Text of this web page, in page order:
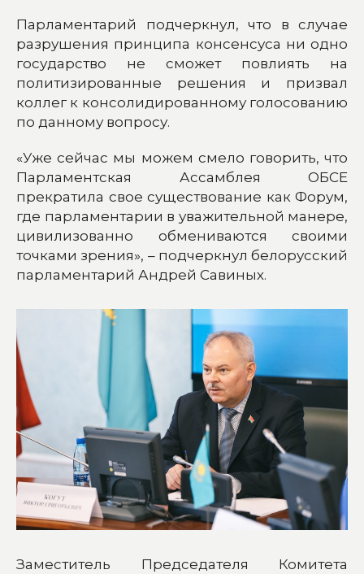
Парламентарий подчеркнул, что в случае
разрушения принципа консенсуса ни одно
государство не сможет повлиять на
политизированные решения и призвал
коллег к консолидированному голосованию
по данному вопросу.
«Уже сейчас мы можем смело говорить, что
Парламентская Ассамблея ОБСЕ
прекратила свое существование как Форум,
где парламентарии в уважительной манере,
цивилизованно обмениваются своими
точками зрения», – подчеркнул белорусский
парламентарий Андрей Савиных.
Заместитель Председателя Комитета